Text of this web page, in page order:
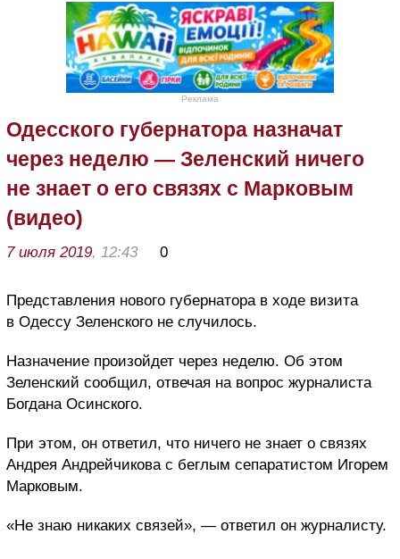
Реклама
Одесского губернатора назначат
через неделю — Зеленский ничего
не знает о его связях с Марковым
(видео)
7 июля 2019, 12:43 0
Представления нового губернатора в ходе визита
в Одессу Зеленского не случилось.
Назначение произойдет через неделю. Об этом
Зеленский сообщил, отвечая на вопрос журналиста
Богдана Осинского.
При этом, он ответил, что ничего не знает о связях
Андрея Андрейчикова с беглым сепаратистом Игорем
Марковым.
«Не знаю никаких связей», — ответил он журналисту.